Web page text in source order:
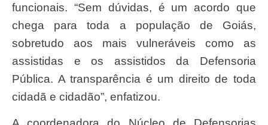
funcionais. “Sem dúvidas, é um acordo que
chega para toda a população de Goiás,
sobretudo aos mais vulneráveis como as
assistidas e os assistidos da Defensoria
Pública. A transparência é um direito de toda
cidadã e cidadão”, enfatizou.